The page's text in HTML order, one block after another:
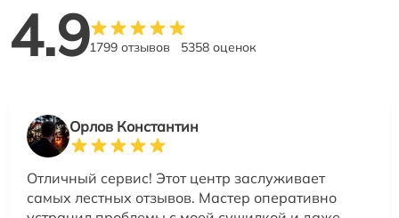
4.91799 отзывов 5358 оценок
Орлов Константин
Отличный сервис! Этот центр заслуживает
самых лестных отзывов. Мастер оперативно